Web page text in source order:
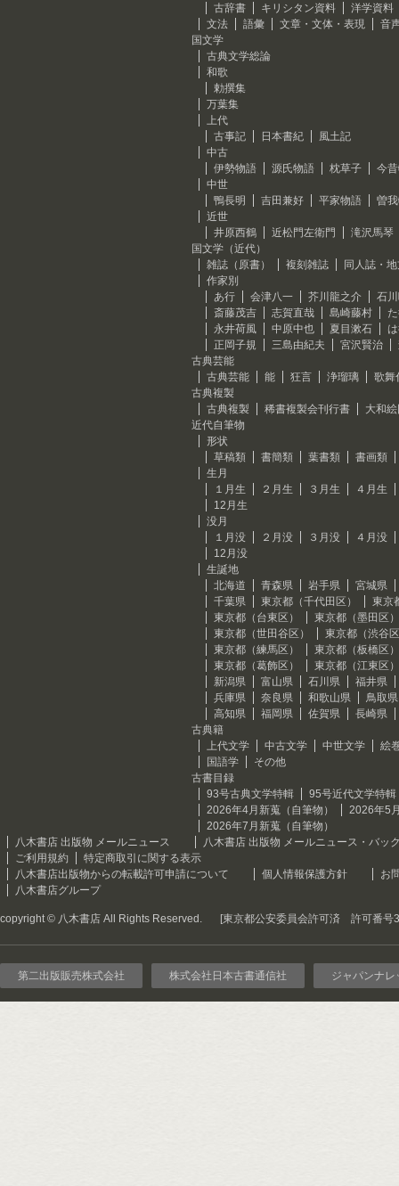
古辞書
キリシタン資料
洋学資料
文法
語彙 文章・文体・表現
音
国文学
古典文学総論
和歌
勅撰集
万葉集
上代
古事記
日本書紀
風土記
中古
伊勢物語
源氏物語 枕草子
今
中世
鴨長明
吉田兼好 平家物語
曽
近世
井原西鶴
近松門左衛門
滝沢馬琴
国文学（近代）
雑誌（原書）
複刻雑誌
同人誌・
作家別
あ行
会津八一 芥川龍之介
石
斎藤茂吉
志賀直哉 島崎藤村
永井荷風
中原中也 夏目漱石
正岡子規
三島由紀夫 宮沢賢治
古典芸能
古典芸能
能 狂言 浄瑠璃
歌舞
古典複製
古典複製
稀書複製会刊行書
大和
近代自筆物
形状
草稿類
書簡類 葉書類
書画類
生月
１月生
２月生 ３月生
４月生
12月生
没月
１月没
２月没 ３月没
４月没
12月没
生誕地
北海道
青森県 岩手県
宮城県
千葉県
東京都（千代田区）
東京
東京都（台東区）
東京都（墨田区）
東京都（世田谷区）
東京都（渋谷
東京都（練馬区）
東京都（板橋区）
東京都（葛飾区）
東京都（江東区）
新潟県
富山県 石川県
福井県
兵庫県
奈良県 和歌山県
鳥取県
高知県
福岡県 佐賀県
長崎県
古典籍
上代文学
中古文学 中世文学
絵
国語学
その他
古書目録
93号古典文学特輯
95号近代文学特輯
2026年4月新蒐（自筆物）
2026年5
2026年7月新蒐（自筆物）
八木書店 出版物 メールニュース
八木書店 出版物 メールニュース・バッ
ご利用規約
特定商取引に関する表示
八木書店出版物からの転載許可申請について
個人情報保護方針
お
八木書店グループ
copyright © 八木書店 All Rights Reserved. [東京都公安委員会許可済 許可番号
第二出版販売株式会社 株式会社日本古書通信社 ジャパンナレ